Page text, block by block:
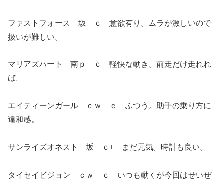
ファストフォース 坂 ｃ 意欲有り。ムラが激しいので
扱いが難しい。
マリアズハート 南ｐ ｃ 軽快な動き。前走だけ走れれ
ば。
エイティーンガール ｃｗ ｃ ふつう。助手の乗り方に
違和感。
サンライズオネスト 坂 ｃ+ まだ元気。時計も良い。
タイセイビジョン ｃｗ ｃ いつも動くが今回はせいぜ